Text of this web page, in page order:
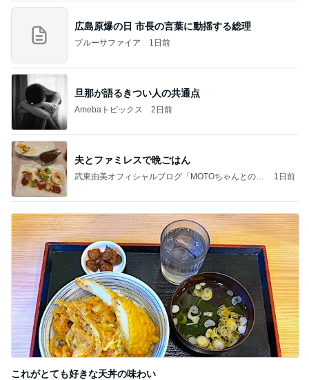
広島原爆の日 市長の言葉に動揺する総理
ブルーサファイア 1日前
旦那が語るきつい人の共通点
Amebaトピックス 2日前
夫とファミレスで晩ごはん
武東由美オフィシャルブログ「MOTOちゃんとのは
1日前
これがとても好きな天丼の味わい